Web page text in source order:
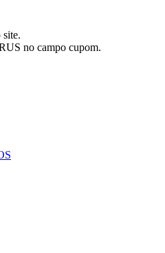
site.
no campo cupom.